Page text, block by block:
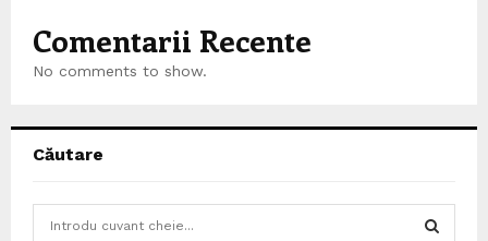
Comentarii Recente
No comments to show.
Căutare